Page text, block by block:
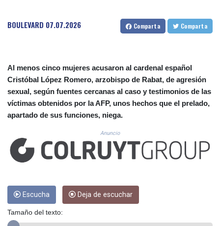
CVE 110.303663
DOP 67.275332
DZD 153.346558
EGP 57.370946
ERN 17.285684
ETB 186.347968
FKP 0.856496
GBP 0.85733
GEL 3.013436
GIP 0.856496
GMD 85.276242
GTQ 8.809317
BOULEVARD 07.07.2026 Comparta Comparta
Al menos cinco mujeres acusaron al cardenal español
Cristóbal López Romero, arzobispo de Rabat, de agresión
sexual, según fuentes cercanas al caso y testimonios de las
víctimas obtenidos por la AFP, unos hechos que el prelado,
apartado de sus funciones, niega.
Anuncio
Escucha Deja de escuchar
Tamaño del texto: